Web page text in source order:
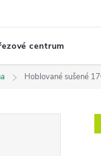
centrum
Hoblované sušené